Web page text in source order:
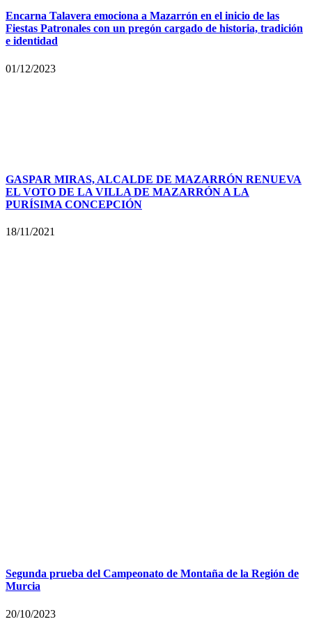
Encarna Talavera emociona a Mazarrón en el inicio de las
Fiestas Patronales con un pregón cargado de historia, tradición
e identidad
01/12/2023
GASPAR MIRAS, ALCALDE DE MAZARRÓN RENUEVA
EL VOTO DE LA VILLA DE MAZARRÓN A LA
PURÍSIMA CONCEPCIÓN
18/11/2021
Segunda prueba del Campeonato de Montaña de la Región de
Murcia
20/10/2023